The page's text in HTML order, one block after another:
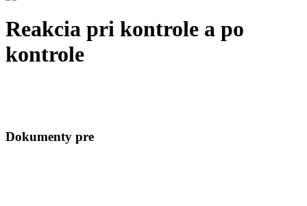
Reakcia pri kontrole a po
kontrole
Dokumenty pre